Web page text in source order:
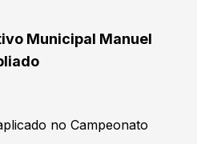
Municipal Manuel